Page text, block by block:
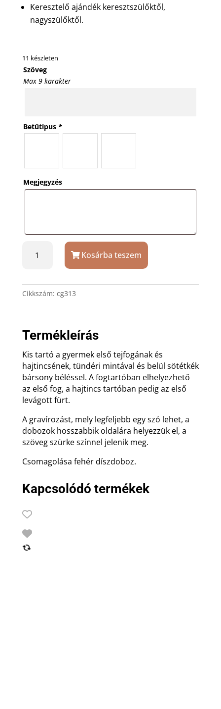
Keresztelő ajándék keresztszülőktől,
nagyszülőktől.
11 készleten
Szöveg
Max 9 karakter
Betűtípus *
Megjegyzés
ezüstözött
és
mennyiség
Kosárba teszem
Cikkszám: cg313
Termékleírás
Kis tartó a gyermek első tejfogának és
hajtincsének, tündéri mintával és belül sötétkék
bársony béléssel. A fogtartóban elhelyezhető
az első fog, a hajtincs tartóban pedig az első
levágott fürt.
A gravírozást, mely legfeljebb egy szó lehet, a
dobozok hosszabbik oldalára helyezzük el, a
szöveg szürke színnel jelenik meg.
Csomagolása fehér díszdoboz.
Kapcsolódó termékek